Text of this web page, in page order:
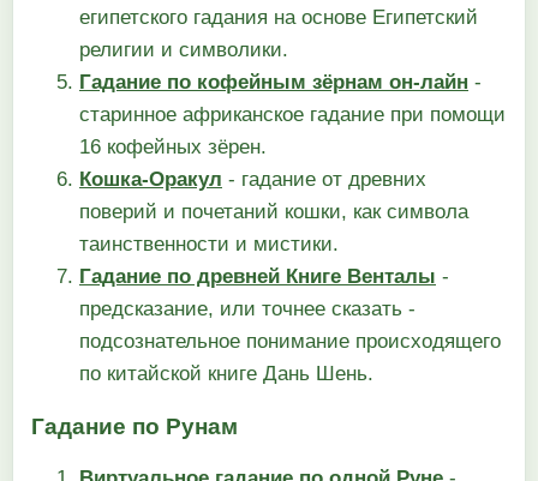
египетского гадания на основе Египетский
религии и символики.
Гадание по кофейным зёрнам он-лайн -
старинное африканское гадание при помощи
16 кофейных зёрен.
Кошка-Оракул - гадание от древних
поверий и почетаний кошки, как символа
таинственности и мистики.
Гадание по древней Книге Венталы -
предсказание, или точнее сказать -
подсознательное понимание происходящего
по китайской книге Дань Шень.
Гадание по Рунам